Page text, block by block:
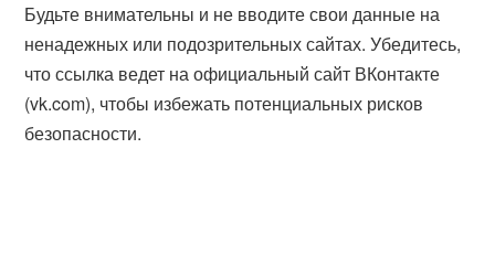
Будьте внимательны и не вводите свои данные на
ненадежных или подозрительных сайтах. Убедитесь,
что ссылка ведет на официальный сайт ВКонтакте
(vk.com), чтобы избежать потенциальных рисков
безопасности.